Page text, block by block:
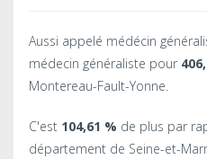
Aussi appelé médécin
médecin généraliste pour
Montereau-Fault-Yonne.
C'est 104,61 % de plus par
département de Seine-et-